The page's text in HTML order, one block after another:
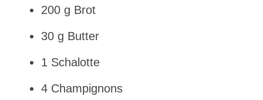
200 g Brot
30 g Butter
1 Schalotte
4 Champignons